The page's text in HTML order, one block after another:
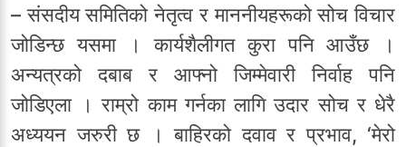
– संसदीय समितिको नेतृत्व र माननीयहरूको सोच विचार
जोडिन्छ यसमा । कार्यशैलीगत कुरा पनि आउँछ ।
अन्यत्रको दबाब र आफ्नो जिम्मेवारी निर्वाह पनि
जोडिएला । राम्रो काम गर्नका लागि उदार सोच र धेरै
अध्ययन जरुरी छ । बाहिरको दवाव र प्रभाव, ‘मेरो